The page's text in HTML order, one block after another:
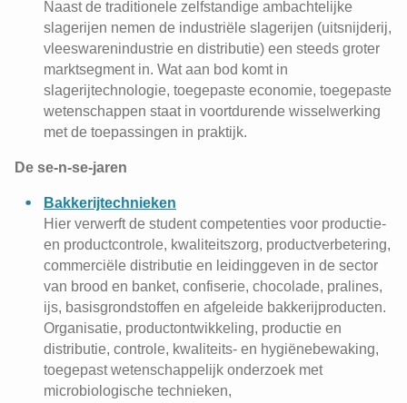
Naast de traditionele zelfstandige ambachtelijke
slagerijen nemen de industriële slagerijen (uitsnijderij,
vleeswarenindustrie en distributie) een steeds groter
marktsegment in. Wat aan bod komt in
slagerijtechnologie, toegepaste economie, toegepaste
wetenschappen staat in voortdurende wisselwerking
met de toepassingen in praktijk.
De se-n-se-jaren
Bakkerijtechnieken
Hier verwerft de student competenties voor productie-
en productcontrole, kwaliteitszorg, productverbetering,
commerciële distributie en leidinggeven in de sector
van brood en banket, confiserie, chocolade, pralines,
ijs, basisgrondstoffen en afgeleide bakkerijproducten.
Organisatie, productontwikkeling, productie en
distributie, controle, kwaliteits- en hygiënebewaking,
toegepast wetenschappelijk onderzoek met
microbiologische technieken,